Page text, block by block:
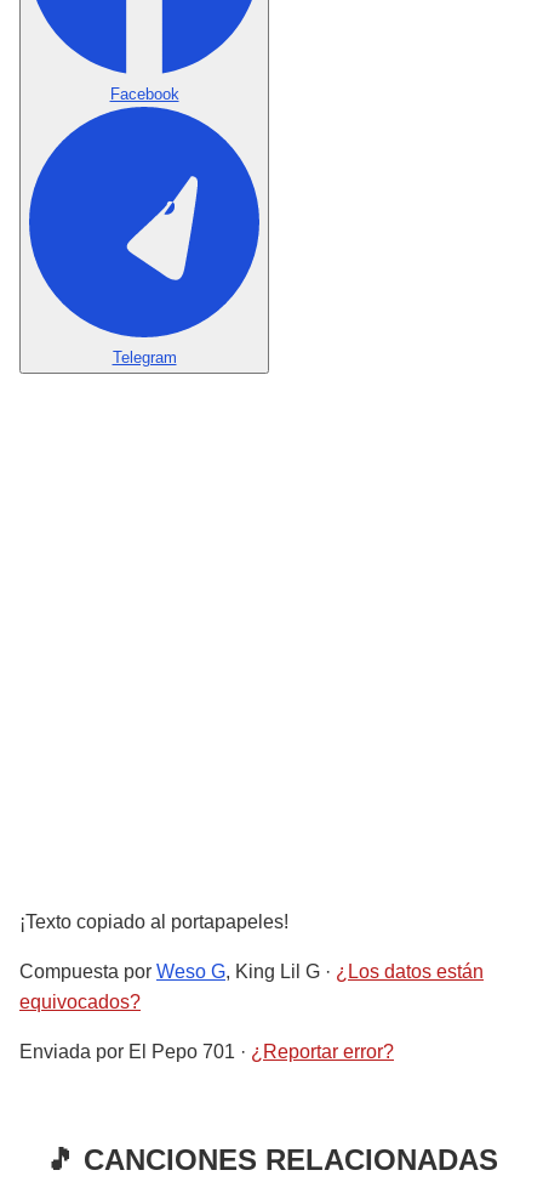
Facebook
Telegram
¡Texto copiado al portapapeles!
Compuesta por Weso G, King Lil G · ¿Los datos están
equivocados?
Enviada por El Pepo 701 · ¿Reportar error?
🎵 CANCIONES RELACIONADAS